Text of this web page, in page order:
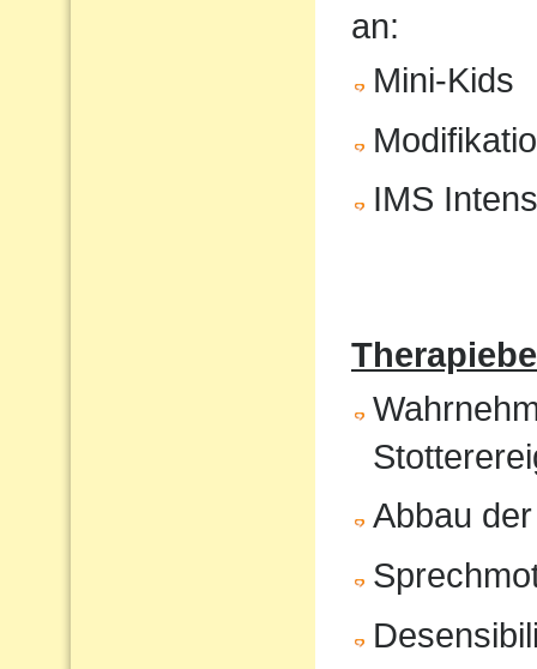
an:
Mini-Kids
IMS
Abbau